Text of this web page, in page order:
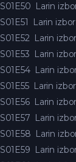
S01E50 Larin
S01E51
Larin
S01E52 Larin
S01E53 Larin
S01E54 Larin
S01E55 Larin
S01E56 Larin
S01E57 Larin
S01E58 Larin
S01E59 Larin